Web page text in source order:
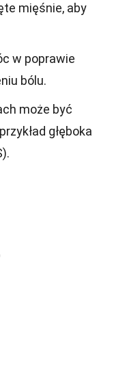
mięśnie, aby
w poprawie
bólu.
może być
głęboka